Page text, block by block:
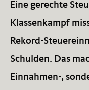
Eine gerechte
Klassenkampf
Rekord-
Schulden. Das
Einnahmen-,